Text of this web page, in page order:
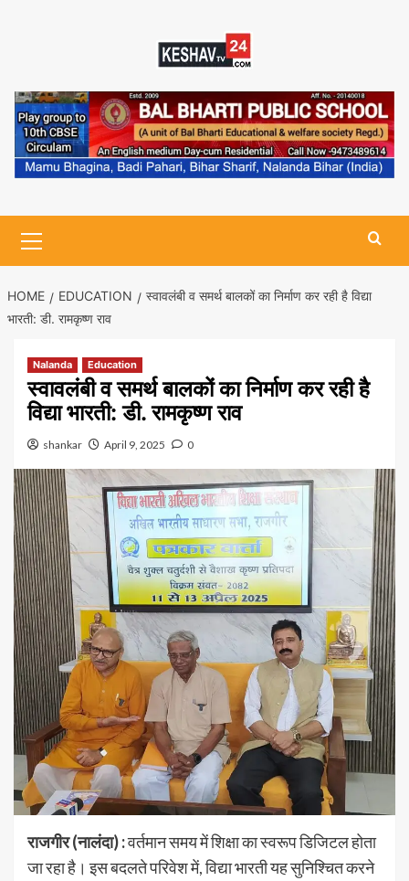
Menu
HOME EDUCATION
स्वावलंबी व समर्थ बालकों का निर्माण कर रही है विद्या
भारती: डी. रामकृष्ण राव
Nalanda Education
स्वावलंबी व समर्थ बालकों का निर्माण कर रही है
विद्या भारती: डी. रामकृष्ण राव
shankar April 9, 2025 0
राजगीर (नालंदा) :वर्तमान समय में शिक्षा का स्वरूप डिजिटल होता
जा रहा है। इस बदलते परिवेश में, विद्या भारती यह सुनिश्चित करने